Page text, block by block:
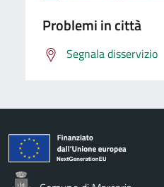
Problemi in città
Segnala disservizio